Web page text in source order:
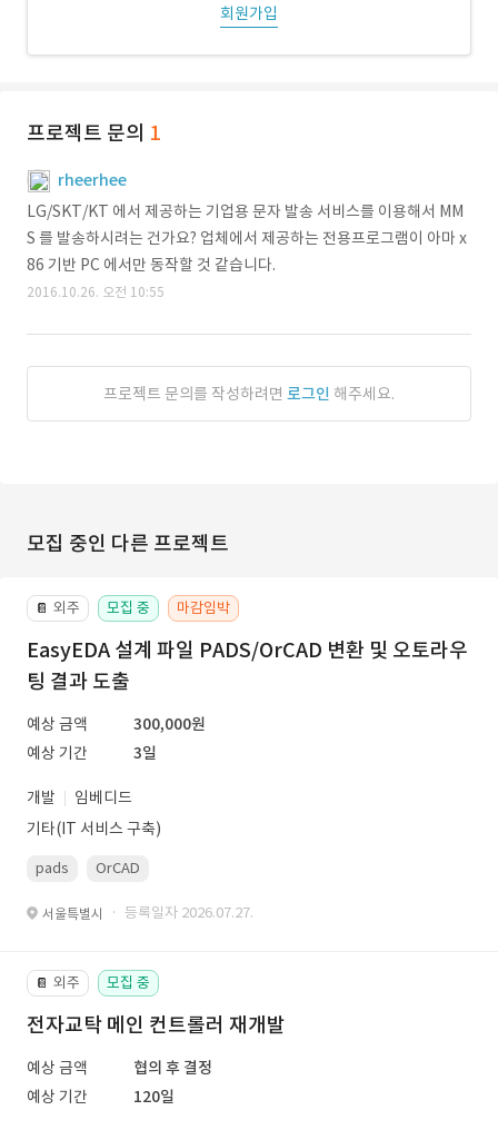
회원가입
프로젝트 문의 1
rheerhee
LG/SKT/KT 에서 제공하는 기업용 문자 발송 서비스를 이용해서 MM
S 를 발송하시려는 건가요? 업체에서 제공하는 전용프로그램이 아마 x
86 기반 PC 에서만 동작할 것 같습니다.
2016.10.26. 오전 10:55
프로젝트 문의를 작성하려면 로그인 해주세요.
모집 중인 다른 프로젝트
📔 외주 모집 중 마감임박
EasyEDA 설계 파일 PADS/OrCAD 변환 및 오토라우
팅 결과 도출
예상 금액
300,000원
예상 기간
3일
개발
임베디드
기타(IT 서비스 구축)
pads OrCAD
서울특별시 · 등록일자 2026.07.27.
📔 외주 모집 중
전자교탁 메인 컨트롤러 재개발
예상 금액
협의 후 결정
예상 기간
120일